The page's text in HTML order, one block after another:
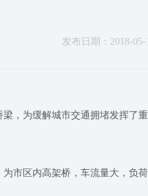
发布日期：2018-05-
，为缓解城市交通拥堵发挥了
为市区内高架桥，车流量大，